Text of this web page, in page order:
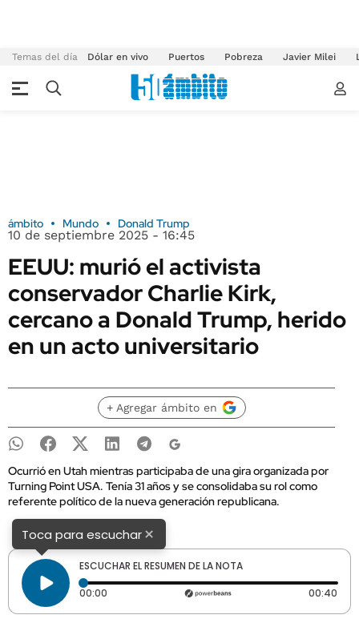
Temas del día Dólar en vivo Puertos Pobreza Javier Milei
ámbito Mundo Donald Trump
10 de septiembre 2025 - 16:45
EEUU: murió el activista
conservador Charlie Kirk,
cercano a Donald Trump, herido
en un acto universitario
+ Agregar ámbito en
Ocurrió en Utah mientras participaba de una gira organizada por
Turning Point USA. Tenía 31 años y se consolidaba su rol como
referente político de la nueva generación republicana.
Toca para escuchar×
ESCUCHAR EL RESUMEN DE LA NOTA
00:00 Tiempo transcurrido: 0 segundos 00:40